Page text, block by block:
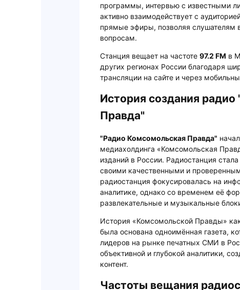
программы, интервью с известными
активно взаимодействует с
прямые эфиры, позволяя слушателям
вопросам.
Станция вещает на частоте 97.2 FM в
других регионах России благодаря
трансляции на сайте и через
История создания
Правда"
"Радио Комсомольская Правда"
медиахолдинга «Комсомольская
изданий в России. Радиостанция
своими качественными и
радиостанция фокусировалась на
аналитике, однако со временем её
развлекательные и музыкальные
История «Комсомольской Правды»
была основана одноимённая газета,
лидеров на рынке печатных СМИ в
объективной и глубокой аналитики,
контент.
Частоты вещания